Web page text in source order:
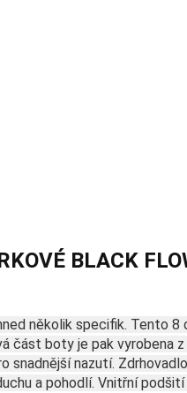
BLACK
několik specifik. Tento
část boty je pak vyrobena
snadnější nazutí.
a pohodlí. Vnitřní